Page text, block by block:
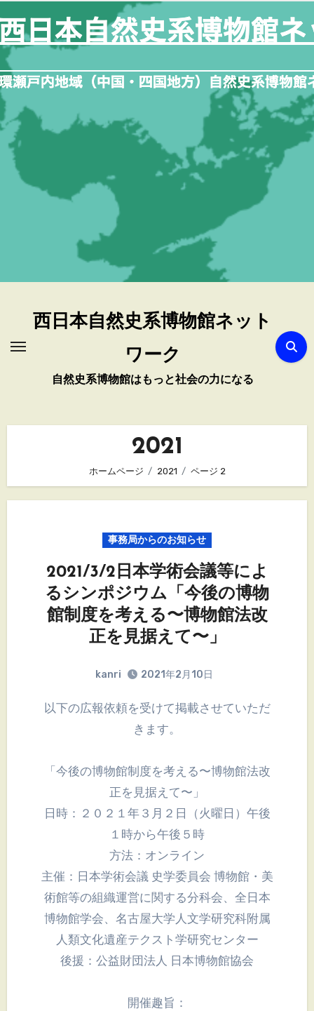
容
を
ス
キ
ッ
プ
西日本自然史系博物館ネット
ワーク
自然史系博物館はもっと社会の力になる
2021
ホームページ 2021 ページ 2
事務局からのお知らせ
2021/3/2日本学術会議等によ
るシンポジウム「今後の博物
館制度を考える〜博物館法改
正を見据えて〜」
kanri 2021年2月10日
以下の広報依頼を受けて掲載させていただ
きます。
「今後の博物館制度を考える〜博物館法改
正を見据えて〜」
日時：２０２１年３月２日（火曜日）午後
１時から午後５時
方法：オンライン
主催：日本学術会議 史学委員会 博物館・美
術館等の組織運営に関する分科会、全日本
博物館学会、名古屋大学人文学研究科附属
人類文化遺産テクスト学研究センター
後援：公益財団法人 日本博物館協会
開催趣旨：